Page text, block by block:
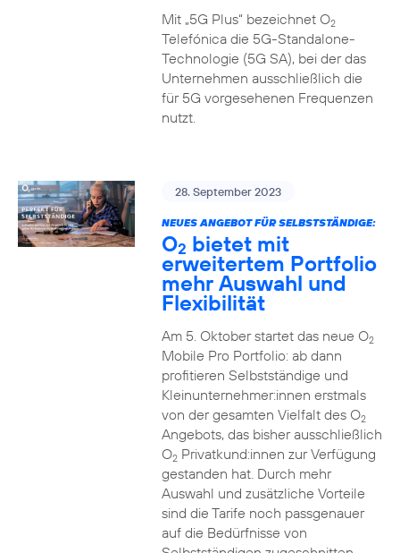
Mit „5G Plus“ bezeichnet O2
Telefónica die 5G-Standalone-
Technologie (5G SA), bei der das
Unternehmen ausschließlich die
für 5G vorgesehenen Frequenzen
nutzt.
28. September 2023
NEUES ANGEBOT FÜR SELBSTSTÄNDIGE:
O2 bietet mit
erweitertem Portfolio
mehr Auswahl und
Flexibilität
Am 5. Oktober startet das neue O2
Mobile Pro Portfolio: ab dann
profitieren Selbstständige und
Kleinunternehmer:innen erstmals
von der gesamten Vielfalt des O2
Angebots, das bisher ausschließlich
O2Privatkund:innen zur Verfügung
gestanden hat. Durch mehr
Auswahl und zusätzliche Vorteile
sind die Tarife noch passgenauer
auf die Bedürfnisse von